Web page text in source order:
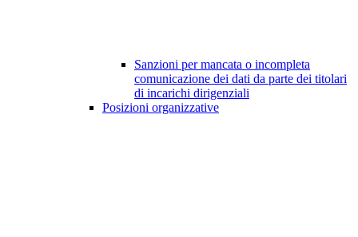
Sanzioni per mancata o incompleta
comunicazione dei dati da parte dei titolari
di incarichi dirigenziali
Posizioni organizzative